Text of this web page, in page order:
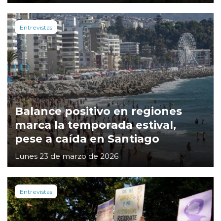
Entrevistas
Balance positivo en regiones
marca la temporada estival,
pese a caída en Santiago
Lunes 23 de marzo de 2026
Entrevistas